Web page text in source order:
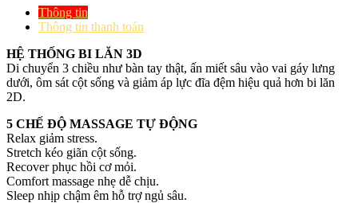
Thông tin
Thông tin thanh toán
HỆ THỐNG BI LĂN 3D
Di chuyển 3 chiều như bàn tay thật, ấn miết sâu vào vai gáy lưng
dưới, ôm sát cột sống và giảm áp lực đĩa đệm hiệu quả hơn bi lăn
2D.
5 CHẾ ĐỘ MASSAGE TỰ ĐỘNG
Relax giảm stress.
Stretch kéo giãn cột sống.
Recover phục hồi cơ mỏi.
Comfort massage nhẹ dễ chịu.
Sleep nhịp chậm êm hỗ trợ ngủ sâu.